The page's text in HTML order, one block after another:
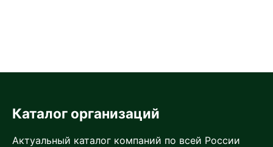
Каталог организаций
Актуальный каталог компаний по всей России